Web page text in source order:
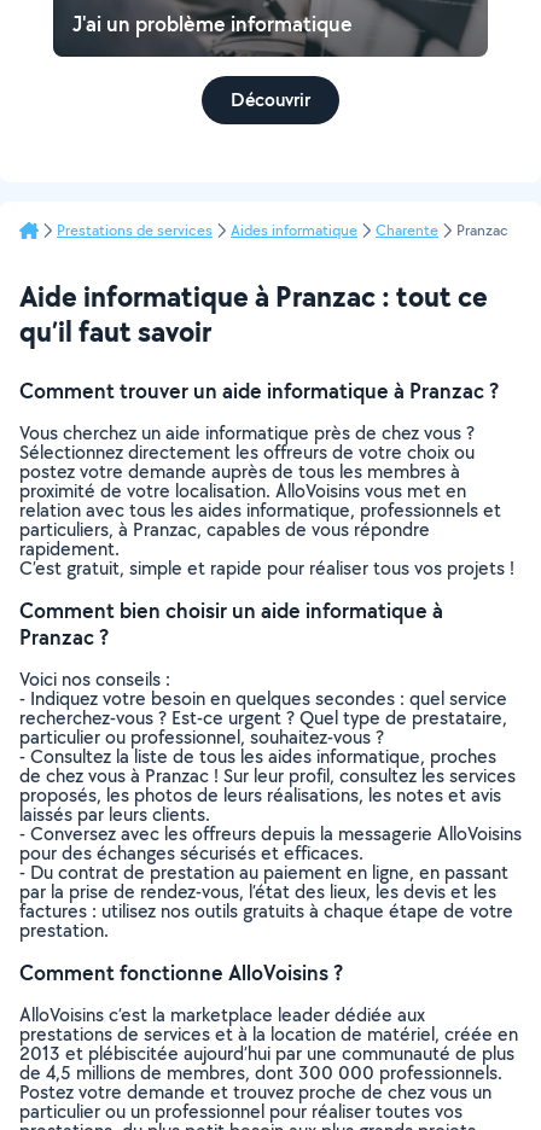
J'ai un problème informatique
Découvrir
Prestations de services Aides informatique Charente Pranzac
Aide informatique à Pranzac : tout ce
qu’il faut savoir
Comment trouver un aide informatique à Pranzac ?
Vous cherchez un aide informatique près de chez vous ?
Sélectionnez directement les offreurs de votre choix ou
postez votre demande auprès de tous les membres à
proximité de votre localisation. AlloVoisins vous met en
relation avec tous les aides informatique, professionnels et
particuliers, à Pranzac, capables de vous répondre
rapidement.
C’est gratuit, simple et rapide pour réaliser tous vos projets !
Comment bien choisir un aide informatique à
Pranzac ?
Voici nos conseils :
- Indiquez votre besoin en quelques secondes : quel service
recherchez-vous ? Est-ce urgent ? Quel type de prestataire,
particulier ou professionnel, souhaitez-vous ?
- Consultez la liste de tous les aides informatique, proches
de chez vous à Pranzac ! Sur leur profil, consultez les services
proposés, les photos de leurs réalisations, les notes et avis
laissés par leurs clients.
- Conversez avec les offreurs depuis la messagerie AlloVoisins
pour des échanges sécurisés et efficaces.
- Du contrat de prestation au paiement en ligne, en passant
par la prise de rendez-vous, l’état des lieux, les devis et les
factures : utilisez nos outils gratuits à chaque étape de votre
prestation.
Comment fonctionne AlloVoisins ?
AlloVoisins c’est la marketplace leader dédiée aux
prestations de services et à la location de matériel, créée en
2013 et plébiscitée aujourd’hui par une communauté de plus
de 4,5 millions de membres, dont 300 000 professionnels.
Postez votre demande et trouvez proche de chez vous un
particulier ou un professionnel pour réaliser toutes vos